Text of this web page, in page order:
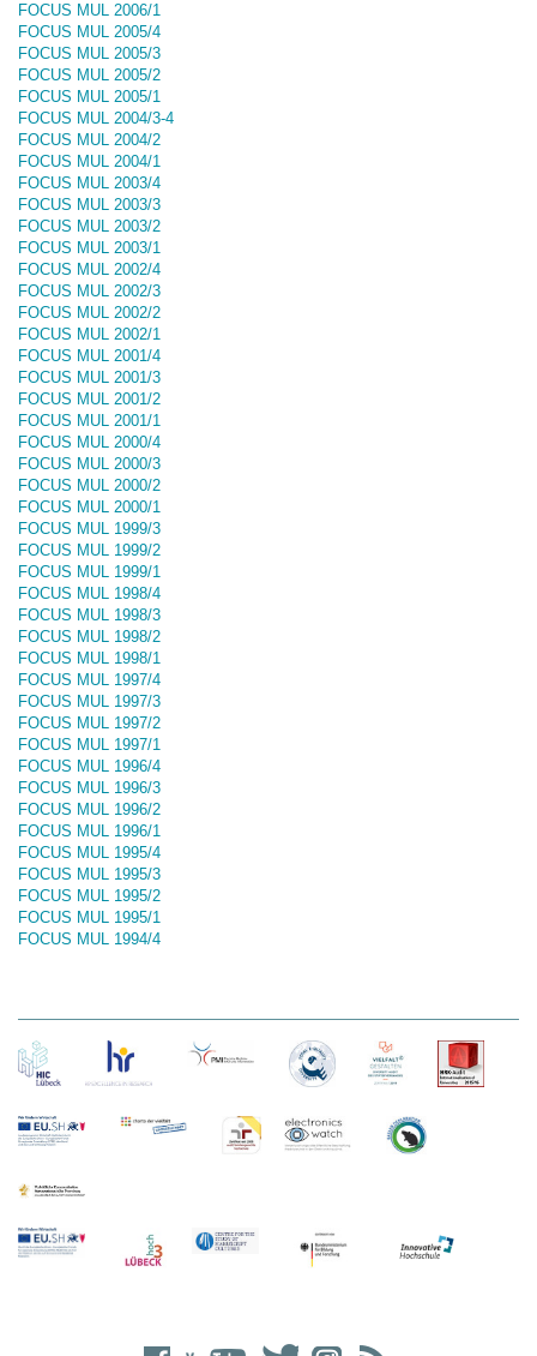
FOCUS MUL 2006/1
FOCUS MUL 2005/4
FOCUS MUL 2005/3
FOCUS MUL 2005/2
FOCUS MUL 2005/1
FOCUS MUL 2004/3-4
FOCUS MUL 2004/2
FOCUS MUL 2004/1
FOCUS MUL 2003/4
FOCUS MUL 2003/3
FOCUS MUL 2003/2
FOCUS MUL 2003/1
FOCUS MUL 2002/4
FOCUS MUL 2002/3
FOCUS MUL 2002/2
FOCUS MUL 2002/1
FOCUS MUL 2001/4
FOCUS MUL 2001/3
FOCUS MUL 2001/2
FOCUS MUL 2001/1
FOCUS MUL 2000/4
FOCUS MUL 2000/3
FOCUS MUL 2000/2
FOCUS MUL 2000/1
FOCUS MUL 1999/3
FOCUS MUL 1999/2
FOCUS MUL 1999/1
FOCUS MUL 1998/4
FOCUS MUL 1998/3
FOCUS MUL 1998/2
FOCUS MUL 1998/1
FOCUS MUL 1997/4
FOCUS MUL 1997/3
FOCUS MUL 1997/2
FOCUS MUL 1997/1
FOCUS MUL 1996/4
FOCUS MUL 1996/3
FOCUS MUL 1996/2
FOCUS MUL 1996/1
FOCUS MUL 1995/4
FOCUS MUL 1995/3
FOCUS MUL 1995/2
FOCUS MUL 1995/1
FOCUS MUL 1994/4